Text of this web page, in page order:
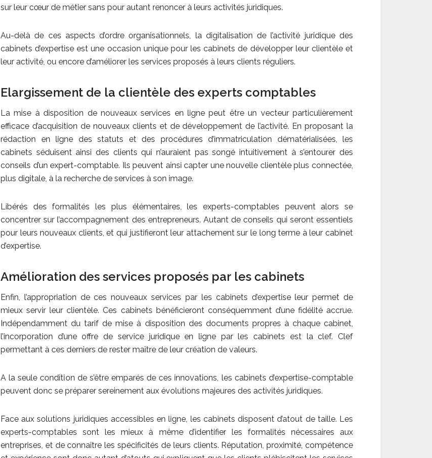
sur leur cœur de métier sans pour autant renoncer à leurs activités juridiques.
Au-delà de ces aspects d’ordre organisationnels, la digitalisation de l’activité juridique des
cabinets d’expertise est une occasion unique pour les cabinets de développer leur clientèle et
leur activité, ou encore d’améliorer les services proposés à leurs clients réguliers.
Elargissement de la clientèle des experts comptables
La mise à disposition de nouveaux services en ligne peut être un vecteur particulièrement
efficace d’acquisition de nouveaux clients et de développement de l’activité. En proposant la
rédaction en ligne des statuts et des procédures d’immatriculation dématérialisées, les
cabinets séduisent ainsi des clients qui n’auraient pas songé intuitivement à s’entourer des
conseils d’un expert-comptable. Ils peuvent ainsi capter une nouvelle clientèle plus connectée,
plus digitale, à la recherche de services à son image.
Libérés des formalités les plus élémentaires, les experts-comptables peuvent alors se
concentrer sur l’accompagnement des entrepreneurs. Autant de conseils qui seront essentiels
pour leurs nouveaux clients, et qui justifieront leur attachement sur le long terme à leur cabinet
d’expertise.
Amélioration des services proposés par les cabinets
Enfin, l’appropriation de ces nouveaux services par les cabinets d’expertise leur permet de
mieux servir leur clientèle. Ces cabinets bénéficieront conséquemment d’une fidélité accrue.
Indépendamment du tarif de mise à disposition des documents propres à chaque cabinet,
l’incorporation d’une offre de service juridique en ligne par les cabinets est la clef. Clef
permettant à ces derniers de rester maître de leur création de valeurs.
A la seule condition de s’être emparés de ces innovations, les cabinets d’expertise-comptable
peuvent donc se préparer sereinement aux évolutions majeures des activités juridiques.
Face aux solutions juridiques accessibles en ligne, les cabinets disposent d’atout de taille. Les
experts-comptables sont les mieux à même d’identifier les formalités nécessaires aux
entreprises, et de connaître les spécificités de leurs clients. Réputation, proximité, compétence